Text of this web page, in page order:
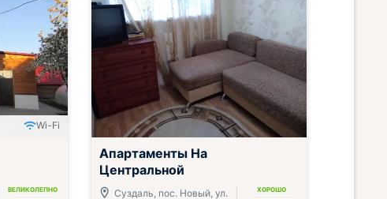
Wi-Fi
ВЕЛИКОЛЕПНО
Апартаменты На
Центральной
Суздаль, пос. Новый, ул. ХОРОШО